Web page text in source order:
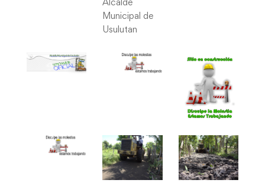
Alcalde
Municipal de
Usulutan